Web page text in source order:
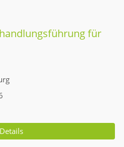
für
Details